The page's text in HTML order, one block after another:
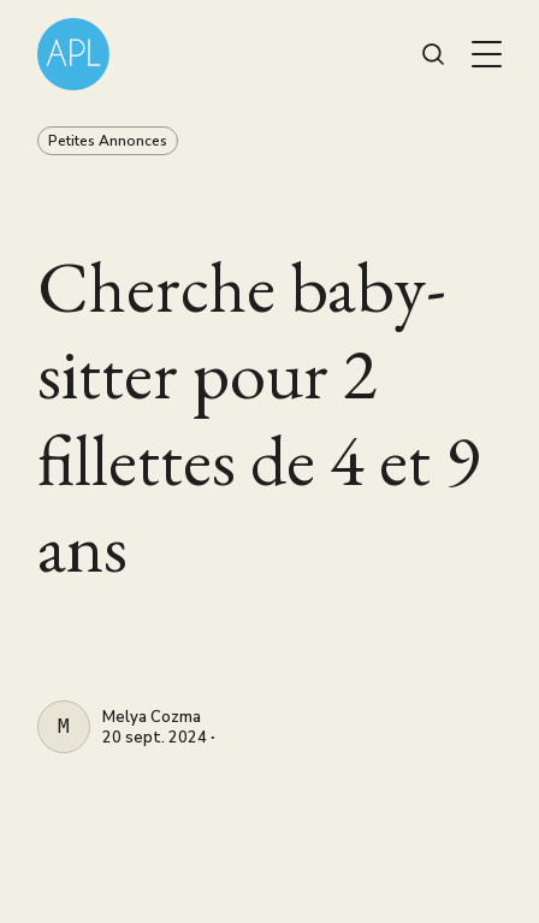
Petites Annonces
Cherche baby-
sitter pour 2
fillettes de 4 et 9
ans
MELYA COZMA
Melya Cozma
20 sept. 2024 ∙